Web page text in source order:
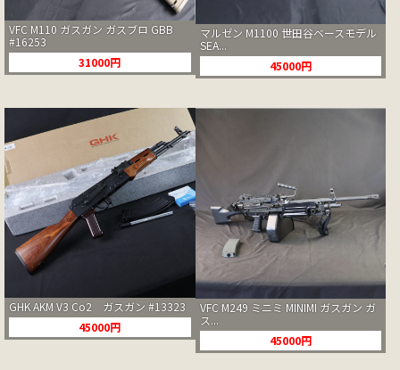
VFC M110 ガスガン ガスブロ GBB
#16253
31000円
マルゼン M1100 世田谷ベースモデル
SEA...
45000円
GHK AKM V3 Co2 ガスガン #13323
45000円
VFC M249 ミニミ MINIMI ガスガン ガ
ス...
45000円